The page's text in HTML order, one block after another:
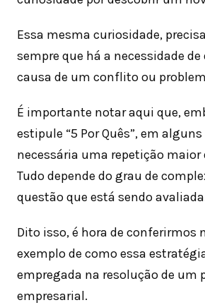
Essa mesma curiosidade,
sempre que há a necessidade de
causa de um conflito ou
É importante notar aqui que,
estipule “5 Por Quês”, em
necessária uma repetição maior
Tudo depende do grau de
questão que está sendo
Dito isso, é hora de conferirmos
exemplo de como essa
empregada na resolução de um
empresarial.